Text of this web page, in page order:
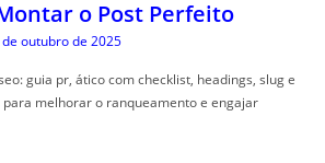
o Post Perfeito
outubro de 2025
guia pr, ático com checklist, headings, slug e
melhorar o ranqueamento e engajar